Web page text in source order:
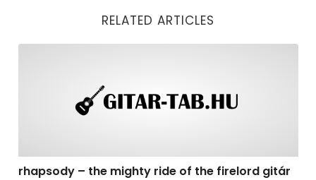
RELATED ARTICLES
rhapsody – the mighty ride of the firelord gitár